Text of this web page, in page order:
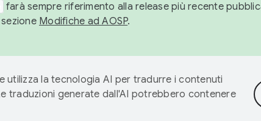
farà sempre riferimento alla release più recente
Modifiche ad AOSP.
utilizza la tecnologia AI per tradurre i contenuti
traduzioni generate dall'AI potrebbero contenere